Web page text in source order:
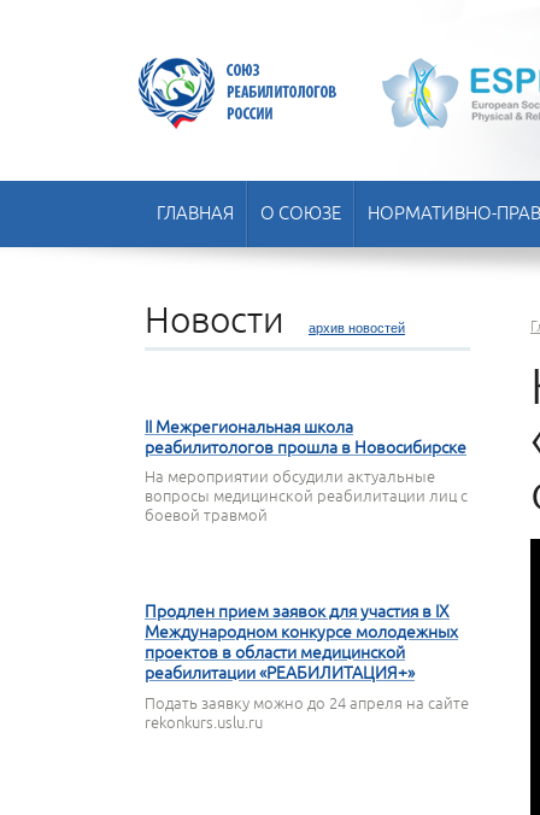
ГЛАВНАЯ О СОЮЗЕ НОРМАТИВНО-
Новости архив новостей
II Межрегиональная школа
реабилитологов прошла в Новосибирске
На мероприятии обсудили актуальные
вопросы медицинской реабилитации лиц с
боевой травмой
Продлен прием заявок для участия в IX
Международном конкурсе молодежных
проектов в области медицинской
реабилитации «РЕАБИЛИТАЦИЯ+»
Подать заявку можно до 24 апреля на сайте
rekonkurs.uslu.ru